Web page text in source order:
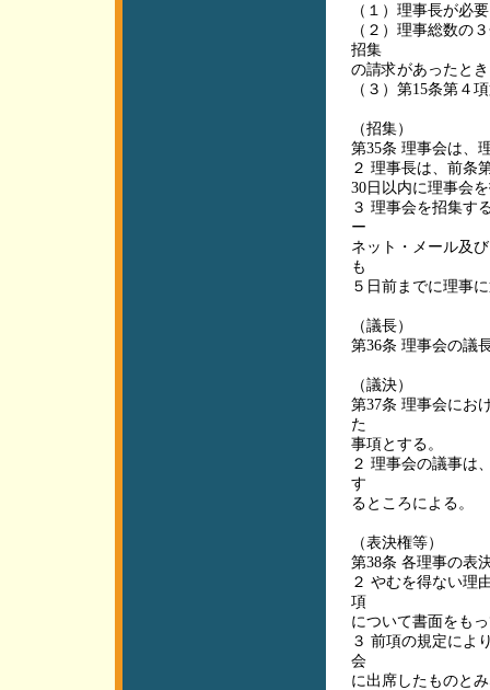
（１）理事長が必
（２）理事総数の
招集
の請求があったとき
（３）第15条第４
（招集）
第35条 理事会は、
２ 理事長は、前条
30日以内に理事会
３ 理事会を招集す
ー
ネット・メール及
も
５日前までに理事
（議長）
第36条 理事会の議
（議決）
第37条 理事会にお
た
事項とする。
２ 理事会の議事は
す
るところによる。
（表決権等）
第38条 各理事の表
２ やむを得ない理
項
について書面をも
３ 前項の規定によ
会
に出席したものと